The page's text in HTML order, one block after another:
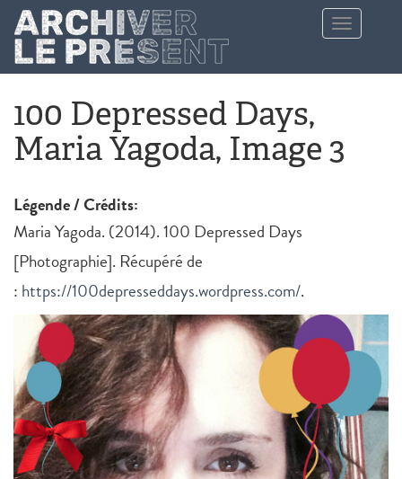
Aller au contenu principal
Toggle
navigation
100 Depressed Days,
Maria Yagoda, Image 3
Légende / Crédits:
Maria Yagoda. (2014). 100 Depressed Days
[Photographie]. Récupéré de
: https://100depresseddays.wordpress.com/.